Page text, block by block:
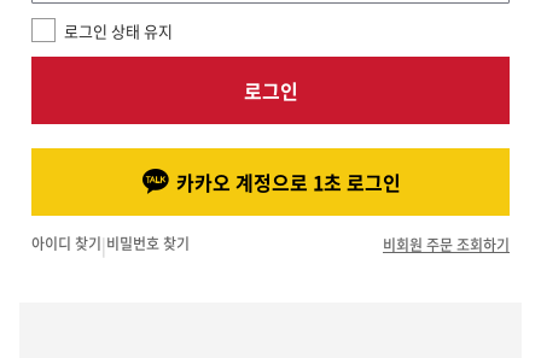
로그인 상태 유지
로그인
카카오 계정으로 1초 로그인
아이디 찾기|비밀번호 찾기 비회원 주문 조회하기